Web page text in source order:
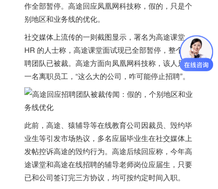
作全部暂停。高途回应凤凰网科技称， 假的，只是个
别地区和业务线的优化。
社交媒体上流传的一则截图显示，署名为高途课堂
HR 的人士称，高途课堂面试现已全部暂停，整个招
聘团队已被裁。高途方面向凤凰网科技称，该人只是
一名离职员工，“这么大的公司，咋可能停止招聘”。
此前，高途、猿辅导等在线教育公司因裁员、毁约毕
业生等引发市场热议，多名应届毕业生在社交媒体上
发帖控诉高途的毁约行为。高途后续回应称，今年高
途课堂和高途在线招聘的辅导老师岗位应届生，只要
已和公司签订完三方协议，均可按约定时间入职。